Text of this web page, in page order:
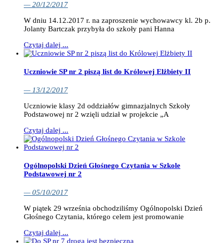
— 20/12/2017
W dniu 14.12.2017 r. na zaproszenie wychowawcy kl. 2b p.
Jolanty Bartczak przybyła do szkoły pani Hanna
Czytaj dalej ...
Uczniowie SP nr 2 piszą list do Królowej Elżbiety II
— 13/12/2017
Uczniowie klasy 2d oddziałów gimnazjalnych Szkoły
Podstawowej nr 2 wzięli udział w projekcie „A
Czytaj dalej ...
Ogólnopolski Dzień Głośnego Czytania w Szkole
Podstawowej nr 2
— 05/10/2017
W piątek 29 września obchodziliśmy Ogólnopolski Dzień
Głośnego Czytania, którego celem jest promowanie
Czytaj dalej ...